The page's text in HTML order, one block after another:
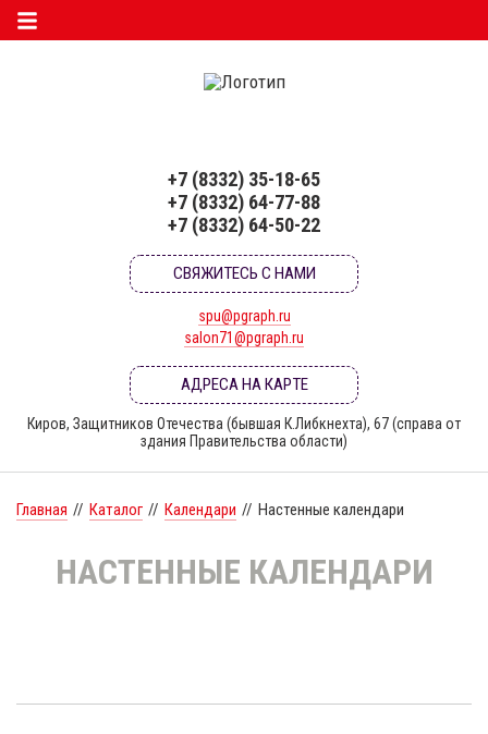
+7 (8332) 35-18-65
+7 (8332) 64-77-88
+7 (8332) 64-50-22
СВЯЖИТЕСЬ С НАМИ
spu@pgraph.ru
salon71@pgraph.ru
АДРЕСА НА КАРТЕ
Киров, Защитников Отечества (бывшая К.Либкнехта), 67 (справа от
здания Правительства области)
Главная // Каталог // Календари // Настенные календари
НАСТЕННЫЕ КАЛЕНДАРИ